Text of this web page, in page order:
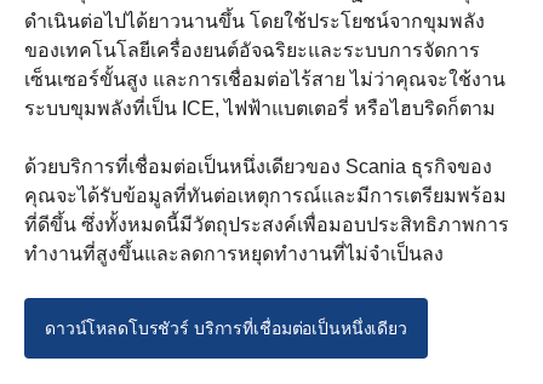
ดำเนินต่อไปได้ยาวนานขึ้น โดยใช้ประโยชน์จากขุมพลัง
ของเทคโนโลยีเครื่องยนต์อัจฉริยะและระบบการจัดการ
เซ็นเซอร์ขั้นสูง และการเชื่อมต่อไร้สาย ไม่ว่าคุณจะใช้งาน
ระบบขุมพลังที่เป็น ICE, ไฟฟ้าแบตเตอรี่ หรือไฮบริดก็ตาม
ด้วยบริการที่เชื่อมต่อเป็นหนึ่งเดียวของ Scania ธุรกิจของ
คุณจะได้รับข้อมูลที่ทันต่อเหตุการณ์และมีการเตรียมพร้อม
ที่ดีขึ้น ซึ่งทั้งหมดนี้มีวัตถุประสงค์เพื่อมอบประสิทธิภาพการ
ทำงานที่สูงขึ้นและลดการหยุดทำงานที่ไม่จำเป็นลง
ดาวน์โหลดโบรชัวร์ บริการที่เชื่อมต่อเป็นหนึ่งเดียว